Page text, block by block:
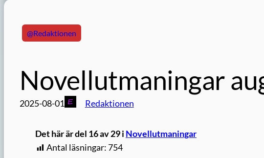
@Redaktionen
Novellutmaningar
2025-08-01 Redaktionen
Det här är del 16 av 29 i Novellutmaningar
Antal läsningar: 754